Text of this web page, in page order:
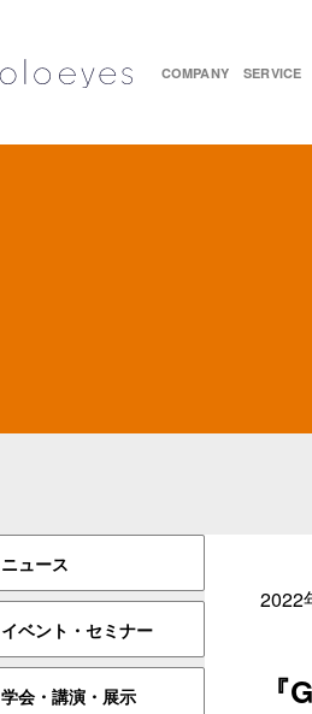
COMPANY SERVICE
ニュース
イベント・セミナー
学会・講演・展示
2022